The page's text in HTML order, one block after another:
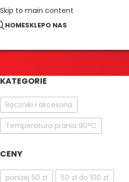
Skip to main content
HOMESKLEPO NAS
KATEGORIE
Ręczniki i akcesoria
Temperatura prania 90°C
CENY
poniżej 50 zł 50 zł do 100 zł